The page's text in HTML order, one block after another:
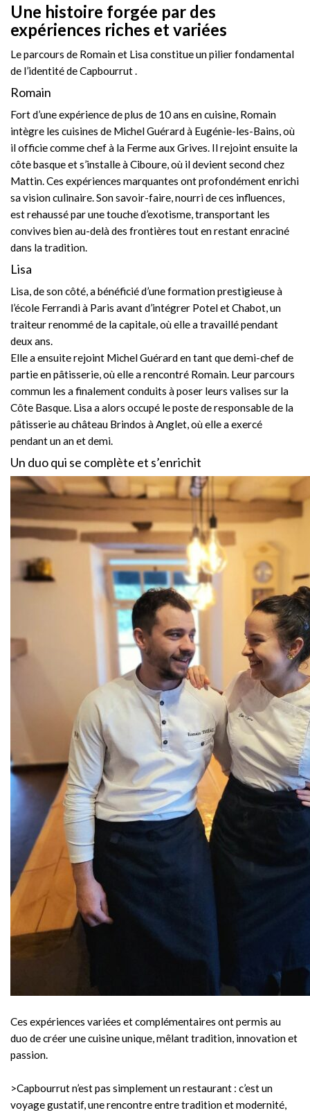
Une histoire forgée par des
expériences riches et variées
Le parcours de Romain et Lisa constitue un pilier fondamental
de l’identité de Capbourrut .
Romain
Fort d’une expérience de plus de 10 ans en cuisine, Romain
intègre les cuisines de Michel Guérard à Eugénie-les-Bains, où
il officie comme chef à la Ferme aux Grives. Il rejoint ensuite la
côte basque et s’installe à Ciboure, où il devient second chez
Mattin. Ces expériences marquantes ont profondément enrichi
sa vision culinaire. Son savoir-faire, nourri de ces influences,
est rehaussé par une touche d’exotisme, transportant les
convives bien au-delà des frontières tout en restant enraciné
dans la tradition.
Lisa
Lisa, de son côté, a bénéficié d’une formation prestigieuse à
l’école Ferrandi à Paris avant d’intégrer Potel et Chabot, un
traiteur renommé de la capitale, où elle a travaillé pendant
deux ans.
Elle a ensuite rejoint Michel Guérard en tant que demi-chef de
partie en pâtisserie, où elle a rencontré Romain. Leur parcours
commun les a finalement conduits à poser leurs valises sur la
Côte Basque. Lisa a alors occupé le poste de responsable de la
pâtisserie au château Brindos à Anglet, où elle a exercé
pendant un an et demi.
Un duo qui se complète et s’enrichit
Ces expériences variées et complémentaires ont permis au
duo de créer une cuisine unique, mêlant tradition, innovation et
passion.
>Capbourrut n’est pas simplement un restaurant : c’est un
voyage gustatif, une rencontre entre tradition et modernité,